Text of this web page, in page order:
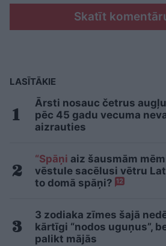
Skatīt
LASĪTĀKIE
Ārsti nosauc četrus
pēc 45 gadu vecuma
aizrauties
“Spāņi aiz šausmām
vēstule sacēlusi vētru
to domā spāņi? 12
3 zodiaka zīmes šajā
kārtīgi “nodos uguņus”,
palikt mājās